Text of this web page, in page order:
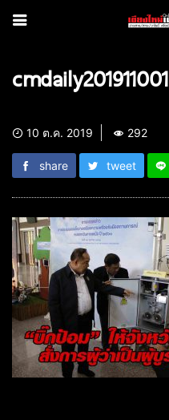
cmdaily201911001
10 ต.ค. 2019 292
share tweet